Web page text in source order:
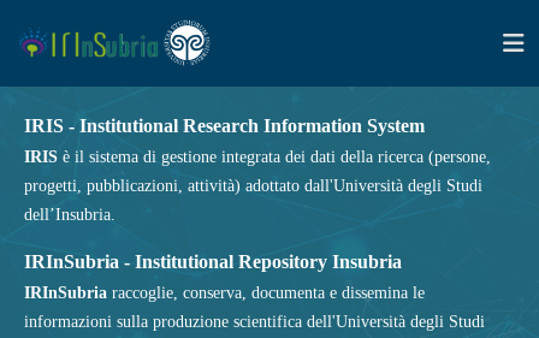
IRIS - Institutional Research Information System
IRIS è il sistema di gestione integrata dei dati della ricerca (persone,
progetti, pubblicazioni, attività) adottato dall'Università degli Studi
dell’Insubria.
IRInSubria - Institutional Repository Insubria
IRInSubria raccoglie, conserva, documenta e dissemina le
informazioni sulla produzione scientifica dell'Università degli Studi